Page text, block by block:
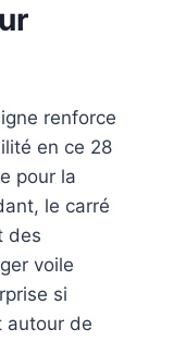
renforce
en ce 28
pour la
le carré
des
voile
si
autour de